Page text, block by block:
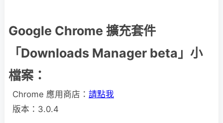
Google Chrome 擴充套件
「Downloads Manager beta」小
檔案：
Chrome 應用商店： 請點我
版本：3.0.4